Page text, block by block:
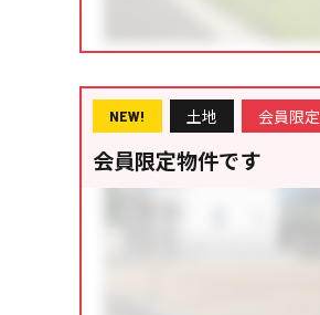
NEW! 土地 会員限定
会員限定物件です